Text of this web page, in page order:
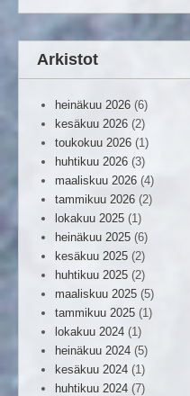
Arkistot
heinäkuu 2026 (6)
kesäkuu 2026 (2)
toukokuu 2026 (1)
huhtikuu 2026 (3)
maaliskuu 2026 (4)
tammikuu 2026 (2)
lokakuu 2025 (1)
heinäkuu 2025 (6)
kesäkuu 2025 (2)
huhtikuu 2025 (2)
maaliskuu 2025 (5)
tammikuu 2025 (1)
lokakuu 2024 (1)
heinäkuu 2024 (5)
kesäkuu 2024 (1)
huhtikuu 2024 (7)